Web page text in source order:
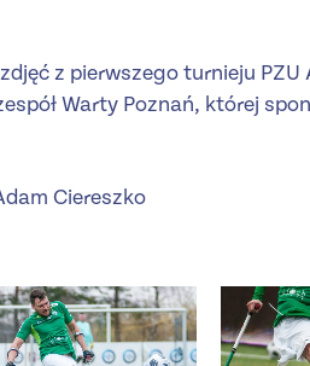
z pierwszego turnieju
Warty Poznań, której
Ciereszko